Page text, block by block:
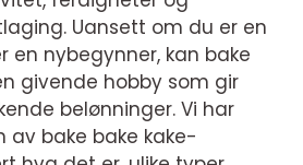
Uansett om du er en
en nybegynner, kan bake
givende hobby som gir
belønninger. Vi har
av bake bake kake-